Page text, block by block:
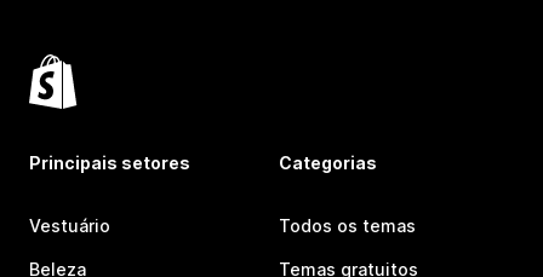
Principais setores
Vestuário
Beleza
Categorias
Todos os temas
Temas gratuitos